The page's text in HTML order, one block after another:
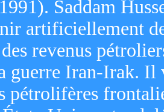
Saddam
artificiellement
revenus
guerre Iran-Irak. Il
pétrolifères